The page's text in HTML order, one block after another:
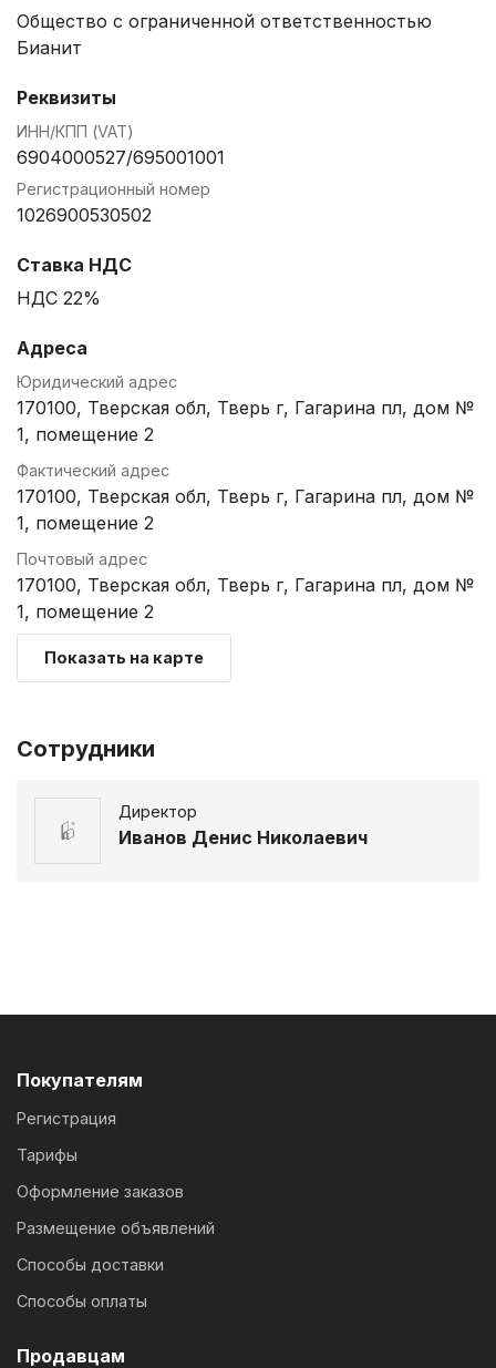
Общество с ограниченной ответственностью
Бианит
Реквизиты
ИНН/КПП (VAT)
6904000527/695001001
Регистрационный номер
1026900530502
Ставка НДС
НДС 22%
Адреса
Юридический адрес
170100, Тверская обл, Тверь г, Гагарина пл, дом №
1, помещение 2
Фактический адрес
170100, Тверская обл, Тверь г, Гагарина пл, дом №
1, помещение 2
Почтовый адрес
170100, Тверская обл, Тверь г, Гагарина пл, дом №
1, помещение 2
Показать на карте
Сотрудники
Директор
Иванов Денис Николаевич
Покупателям
Регистрация
Тарифы
Оформление заказов
Размещение объявлений
Способы доставки
Способы оплаты
Продавцам